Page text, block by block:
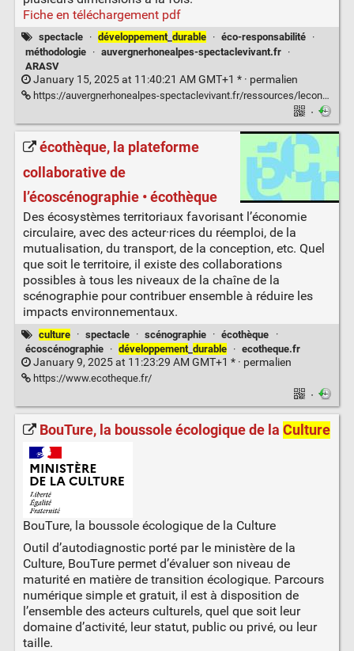
Fiche en téléchargement pdf
spectacle · développement_ durable · éco-responsabilité ·
méthodologie
· auvergnerhonealpes-spectaclevivant.fr
·
ARASV
January 15, 2025 at 11:40:21 AM GMT+1 * · permalien
https://auvergnerhonealpes-spectaclevivant.fr/ressources/leconomie-circulaire-appliquee-a-la-conception-de-spectacles-ou-de-projets-au-sein-de-lieux-culturels/
·
écothèque, la plateforme
collaborative de
l’écoscénographie • écothèque
Des écosystèmes territoriaux favorisant l’économie
circulaire, avec des acteur·rices du réemploi, de la
mutualisation, du transport, de la conception, etc. Quel
que soit le territoire, il existe des collaborations
possibles à tous les niveaux de la chaîne de la
scénographie pour contribuer ensemble à réduire les
impacts environnementaux.
culture · spectacle · scénographie · écothèque
·
écoscénographie
· développement_ durable · ecotheque.fr
January 9, 2025 at 11:23:29 AM GMT+1 * · permalien
https://www.ecotheque.fr/
·
BouTure, la boussole écologique de la Culture
BouTure, la boussole écologique de la Culture
Outil d’autodiagnostic porté par le ministère de la
Culture, BouTure permet d’évaluer son niveau de
maturité en matière de transition écologique. Parcours
numérique simple et gratuit, il est à disposition de
l’ensemble des acteurs culturels, quel que soit leur
domaine d’activité, leur statut, public ou privé, ou leur
taille.